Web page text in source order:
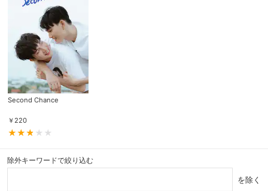
Second Chance
￥ 220
除外キーワードで絞り込む
を除く